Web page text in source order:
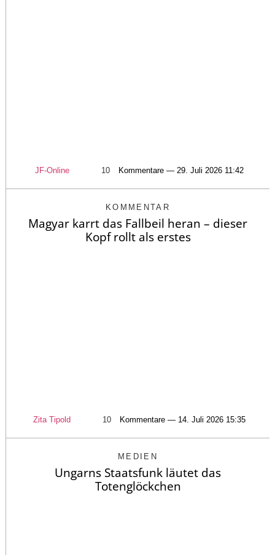
JF-Online 10 Kommentare — 29. Juli 2026 11:42
KOMMENTAR
Magyar karrt das Fallbeil heran – dieser
Kopf rollt als erstes
Zita Tipold 10 Kommentare — 14. Juli 2026 15:35
MEDIEN
Ungarns Staatsfunk läutet das
Totenglöckchen